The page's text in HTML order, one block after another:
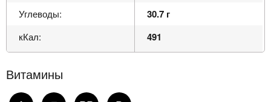
Углеводы: 30.7 г
кКал: 491
Витамины